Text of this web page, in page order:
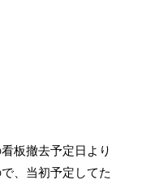
板撤去予定日より
、当初予定してた